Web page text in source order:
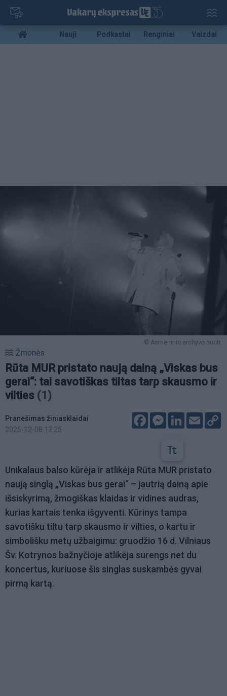
Pereiti
pagrindinį
turinį
Mobile
menu
Nauji Podkastai Renginiai Vaizdai
© Asmeninio archyvo nuotr.
Žmonės
Rūta MUR pristato naują dainą „Viskas bus
gerai“: tai savotiškas tiltas tarp skausmo ir
vilties (1)
Pranešimas žiniasklaidai
2025-12-08 13:25
FacebookMessenger
LinkedIn
Email
Unikalaus balso kūrėja ir atlikėja Rūta MUR pristato
naują singlą „Viskas bus gerai“ – jautrią dainą apie
išsiskyrimą, žmogiškas klaidas ir vidines audras,
kurias kartais tenka išgyventi. Kūrinys tampa
savotišku tiltu tarp skausmo ir vilties, o kartu ir
simbolišku metų užbaigimu: gruodžio 16 d. Vilniaus
Šv. Kotrynos bažnyčioje atlikėja surengs net du
koncertus, kuriuose šis singlas suskambės gyvai
pirmą kartą.